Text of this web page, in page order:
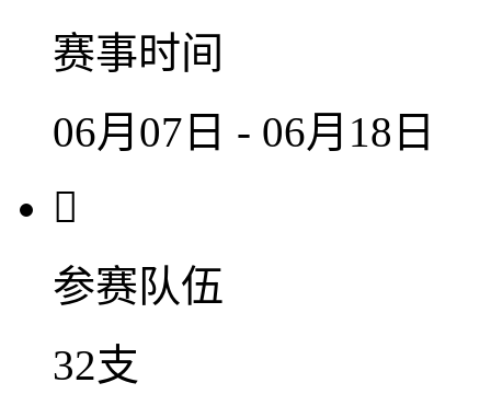
赛事时间
06月07日 - 06月18日

参赛队伍
32支